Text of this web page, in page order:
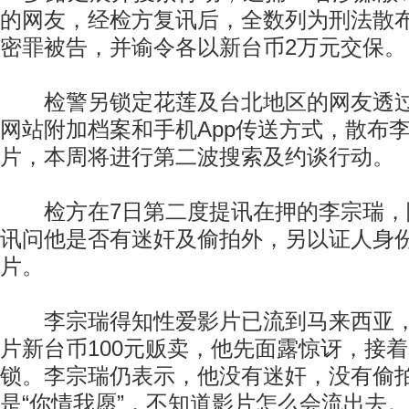
的网友，经检方复讯后，全数列为刑法散
密罪被告，并谕令各以新台币2万元交保。
检警另锁定花莲及台北地区的网友透
网站附加档案和手机App传送方式，散布
片，本周将进行第二波搜索及约谈行动。
检方在7日第二度提讯在押的李宗瑞，
讯问他是否有迷奸及偷拍外，另以证人身
片。
李宗瑞得知性爱影片已流到马来西亚
片新台币100元贩卖，他先面露惊讶，接
锁。李宗瑞仍表示，他没有迷奸，没有偷
是“你情我愿”，不知道影片怎么会流出去。